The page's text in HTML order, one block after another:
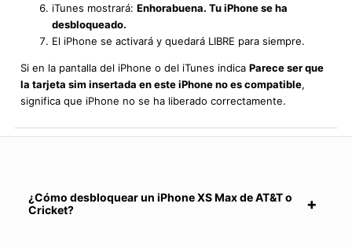
iTunes mostrará: Enhorabuena. Tu iPhone se ha
desbloqueado.
El iPhone se activará y quedará LIBRE para siempre.
Si en la pantalla del iPhone o del iTunes indica Parece ser que
la tarjeta sim insertada en este iPhone no es compatible,
significa que iPhone no se ha liberado correctamente.
¿Cómo desbloquear un iPhone XS Max de AT&T o
Cricket?